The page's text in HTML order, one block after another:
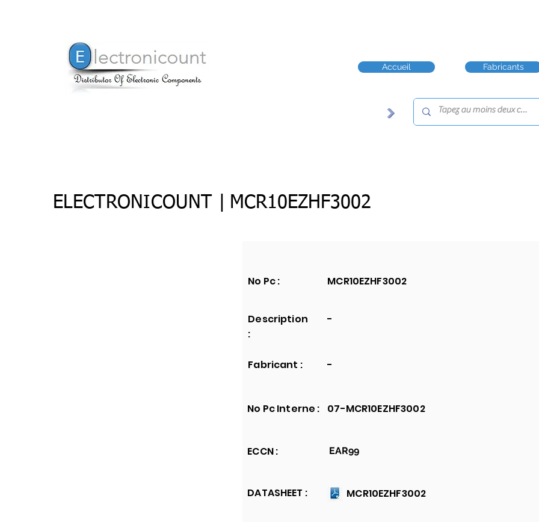
Accueil Fabricants
ELECTRONICOUNT | MCR10EZHF3002
No Pc : MCR10EZHF3002
Description
:
-
Fabricant :
No Pc Interne :
ECCN :
DATASHEET :
-
07-MCR10EZHF3002
EAR99
MCR10EZHF3002